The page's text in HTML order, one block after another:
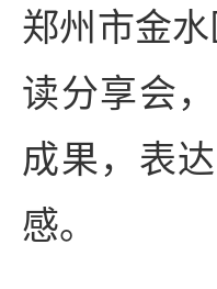
郑州市金
读分享会
成果，表
感。